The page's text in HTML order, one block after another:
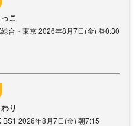
こ
合・東京 2026年8月7日(金) 昼0:30
り
BS1 2026年8月7日(金) 朝7:15